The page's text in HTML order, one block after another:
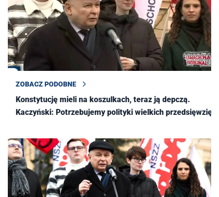
ZOBACZ PODOBNE
Konstytucję mieli na koszulkach, teraz ją depczą.
Kaczyński: Potrzebujemy polityki wielkich przedsięwzięć